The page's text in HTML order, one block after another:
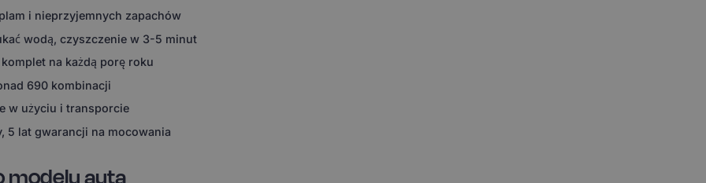
i nieprzyjemnych zapachów
wodą, czyszczenie w 3-5 minut
na każdą porę roku
690 kombinacji
w użyciu i transporcie
5 lat gwarancji na mocowania